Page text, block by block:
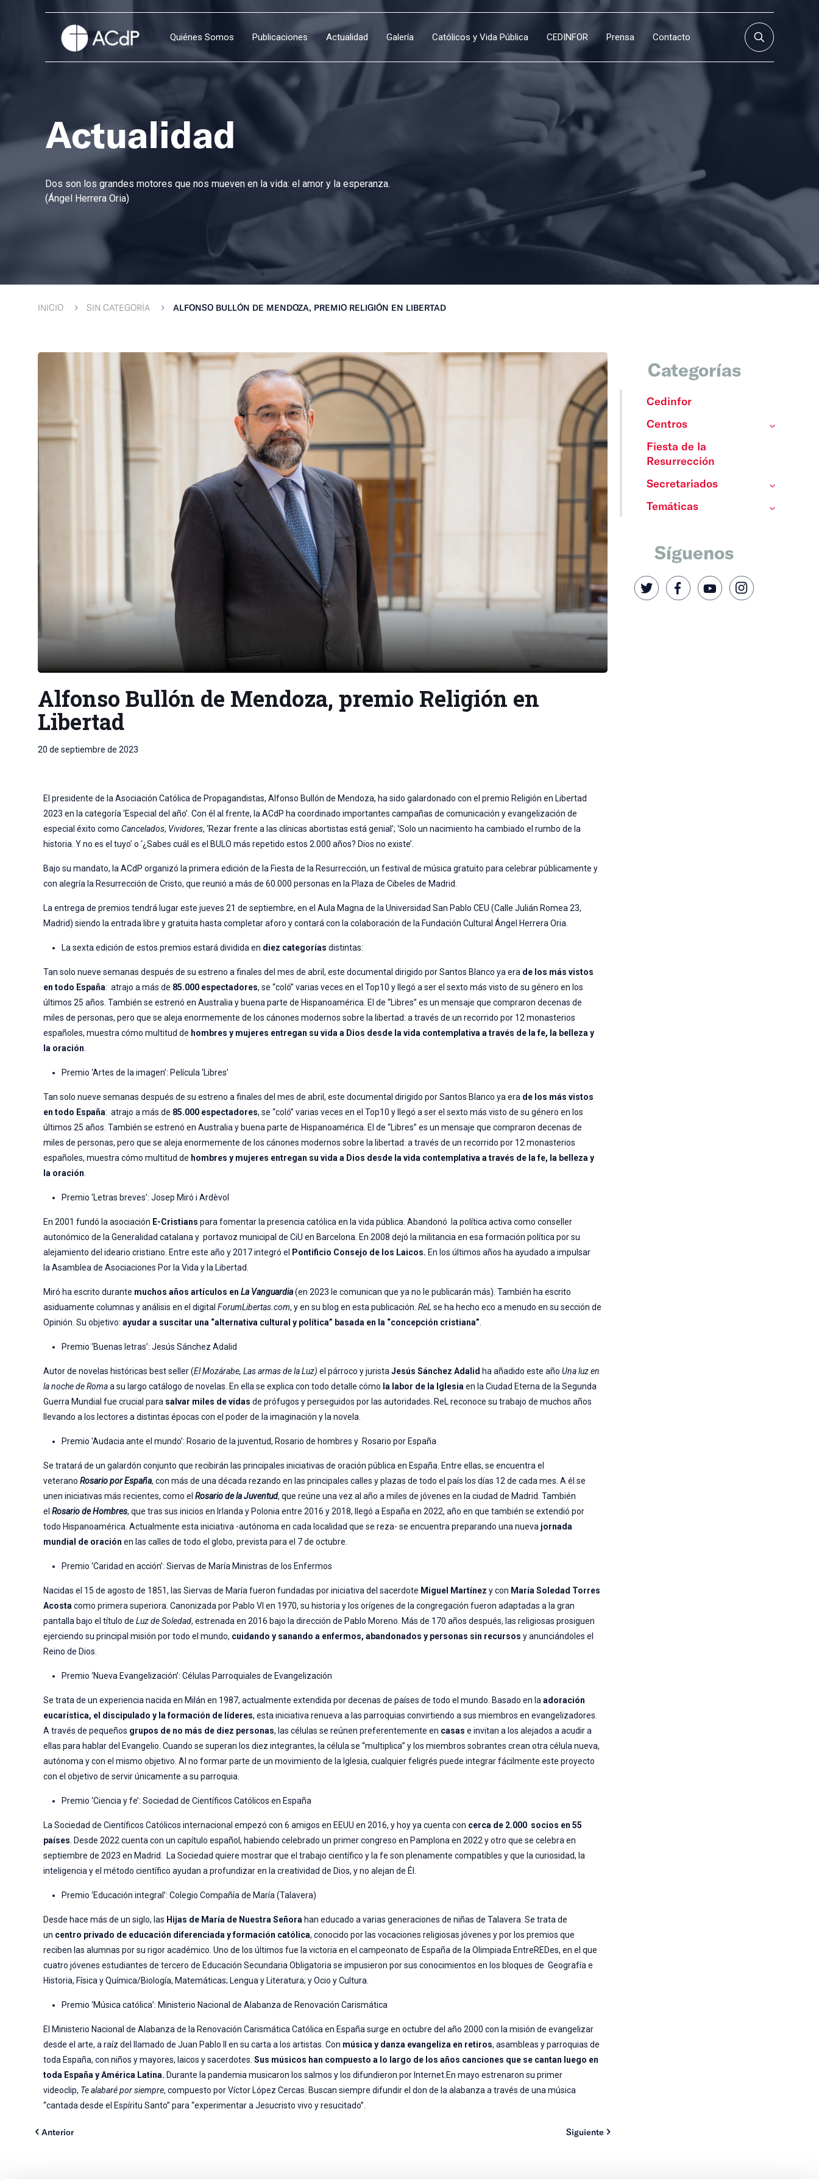
Quiénes Somos Publicaciones Actualidad Galería Católicos y Vida Pública CEDINFOR Prensa Contacto
Actualidad
Dos son los grandes motores que nos mueven en la vida: el amor y la esperanza.
(Ángel Herrera Oria)
INICIO SIN CATEGORÍA ALFONSO BULLÓN DE MENDOZA, PREMIO RELIGIÓN EN LIBERTAD
Alfonso Bullón de Mendoza, premio Religión en
Libertad
20 de septiembre de 2023
El presidente de la Asociación Católica de Propagandistas, Alfonso Bullón de Mendoza, ha sido galardonado con el premio Religión en Libertad
2023 en la categoría ‘Especial del año’. Con él al frente, la ACdP ha coordinado importantes campañas de comunicación y evangelización de
especial éxito comoCancelados, Vividores, ‘Rezar frente a las clínicas abortistas está genial’; ‘Solo un nacimiento ha cambiado el rumbo de la
historia. Y no es el tuyo’ o ‘¿Sabes cuál es el BULO más repetido estos 2.000 años? Dios no existe’.
Bajo su mandato, la ACdP organizó la primera edición de la Fiesta de la Resurrección, un festival de música gratuito para celebrar públicamente y
con alegría la Resurrección de Cristo, que reunió a más de 60.000 personas en la Plaza de Cibeles de Madrid.
La entrega de premios tendrá lugar este jueves 21 de septiembre, en el Aula Magna de la Universidad San Pablo CEU (Calle Julián Romea 23,
Madrid) siendo la entrada libre y gratuita hasta completar aforo y contará con la colaboración de la Fundación Cultural Ángel Herrera Oria.
La sexta edición de estos premios estará dividida en diez categorías distintas:
Tan solo nueve semanas después de su estreno a finales del mes de abril, este documental dirigido por Santos Blanco ya era de los más vistos
en todo España: atrajo a más de 85.000 espectadores, se “coló” varias veces en el Top10 y llegó a ser el sexto más visto de su género en los
últimos 25 años. También se estrenó en Australia y buena parte de Hispanoamérica. El de “Libres” es un mensaje que compraron decenas de
miles de personas, pero que se aleja enormemente de los cánones modernos sobre la libertad: a través de un recorrido por 12 monasterios
españoles, muestra cómo multitud de hombres y mujeres entregan su vida a Dios desde la vida contemplativa a través de la fe, la belleza y
la oración
Premio ‘Artes de la imagen’: Película ‘Libres’
Tan solo nueve semanas después de su estreno a finales del mes de abril, este documental dirigido por Santos Blanco ya era de los más vistos
en todo España: atrajo a más de 85.000 espectadores, se “coló” varias veces en el Top10 y llegó a ser el sexto más visto de su género en los
últimos 25 años. También se estrenó en Australia y buena parte de Hispanoamérica. El de “Libres” es un mensaje que compraron decenas de
miles de personas, pero que se aleja enormemente de los cánones modernos sobre la libertad: a través de un recorrido por 12 monasterios
españoles, muestra cómo multitud de hombres y mujeres entregan su vida a Dios desde la vida contemplativa a través de la fe, la belleza y
la oración
Premio ‘Letras breves’: Josep Miró i Ardèvol
En 2001 fundó la asociación E-Cristians para fomentar la presencia católica en la vida pública. Abandonó la política activa como conseller
autonómico de la Generalidad catalana y portavoz municipal de CiU en Barcelona. En 2008 dejó la militancia en esa formación política por su
alejamiento del ideario cristiano. Entre este año y 2017 integró el
Pontificio Consejo de los Laicos. En los últimos años ha ayudado a impulsar
la Asamblea de Asociaciones Por la Vida y la Libertad.
Miró ha escrito durante muchos años artículos enLa Vanguardia(en 2023 le comunican que ya no le publicarán más). También ha escrito
asiduamente columnas y análisis en el digitalForumLibertas.com, y en su blog en esta publicación.ReL se ha hecho eco a menudo en su sección de
Opinión. Su objetivo:ayudar a suscitar una “alternativa cultural y política” basada en la “concepción cristiana”
Premio ‘Buenas letras’: Jesús Sánchez Adalid
Autor de novelas históricas best seller (El Mozárabe, Las armas de la Luz) el párroco y juristaJesús Sánchez Adalid ha añadido este añoUna luz en
la noche de Romaa su largo catálogo de novelas. En ella se explica con todo detalle cómo la labor de la Iglesia en la Ciudad Eterna de la Segunda
Guerra Mundial fue crucial para salvar miles de vidas de prófugos y perseguidos por las autoridades. ReL reconoce su trabajo de muchos años
llevando a los lectores a distintas épocas con el poder de la imaginación y la novela.
Premio ‘Audacia ante el mundo’: Rosario de la juventud, Rosario de hombres y Rosario por España
Se tratará de un galardón conjunto que recibirán las principales iniciativas de oración pública en España. Entre ellas, se encuentra el
veteranoRosario por España, con más de una década rezando en las principales calles y plazas de todo el país los días 12 de cada mes. A él se
unen iniciativas más recientes, como elRosario de la Juventud, que reúne una vez al año a miles de jóvenes en la ciudad de Madrid. También
elRosario de Hombres, que tras sus inicios en Irlanda y Polonia entre 2016 y 2018, llegó a España en 2022, año en que también se extendió por
todo Hispanoamérica. Actualmente esta iniciativa -autónoma en cada localidad que se reza- se encuentra preparando una nueva jornada
mundial de oración en las calles de todo el globo, prevista para el 7 de octubre.
Premio ‘Caridad en acción’: Siervas de María Ministras de los Enfermos
Nacidas el 15 de agosto de 1851, las Siervas de María fueron fundadas por iniciativa del sacerdote Miguel Martínez y con María Soledad Torres
Acosta como primera superiora. Canonizada por Pablo VI en 1970, su historia y los orígenes de la congregación fueron adaptadas a la gran
pantalla bajo el título deLuz de Soledad, estrenada en 2016 bajo la dirección de Pablo Moreno. Más de 170 años después, las religiosas prosiguen
ejerciendo su principal misión por todo el mundo, cuidando y sanando a enfermos, abandonados y personas sin recursos y anunciándoles el
Reino de Dios.
Premio ‘Nueva Evangelización’: Células Parroquiales de Evangelización
Se trata de un experiencia nacida en Milán en 1987, actualmente extendida por decenas de países de todo el mundo. Basado en laadoración
eucarística, el discipulado y la formación de líderes, esta iniciativa renueva a las parroquias convirtiendo a sus miembros en evangelizadores.
A través de pequeños grupos de no más de diez personas, las células se reúnen preferentemente en casas e invitan a los alejados a acudir a
ellas para hablar del Evangelio. Cuando se superan los diez integrantes, la célula se “multiplica” y los miembros sobrantes crean otra célula nueva,
autónoma y con el mismo objetivo. Al no formar parte de un movimiento de la Iglesia, cualquier feligrés puede integrar fácilmente este proyecto
con el objetivo de servir únicamente a su parroquia.
Premio ‘Ciencia y fe’: Sociedad de Científicos Católicos en España
La Sociedad de Científicos Católicos internacional empezó con 6 amigos en EEUU en 2016, y hoy ya cuenta con cerca de 2.000 socios en 55
países . Desde 2022 cuenta con un capítulo español, habiendo celebrado un primer congreso en Pamplona en 2022 y otro que se celebra en
septiembre de 2023 en Madrid. La Sociedad quiere mostrar que el trabajo científico y la fe son plenamente compatibles y que la curiosidad, la
inteligencia y el método científico ayudan a profundizar en la creatividad de Dios, y no alejan de Él.
Premio ‘Educación integral’: Colegio Compañía de María (Talavera)
Desde hace más de un siglo, las Hijas de María de Nuestra Señora han educado a varias generaciones de niñas de Talavera. Se trata de
un centro privado de educación diferenciada y formación católica, conocido por las vocaciones religiosas jóvenes y por los premios que
reciben las alumnas por su rigor académico. Uno de los últimos fue la victoria en el campeonato de España de la Olimpiada EntreREDes, en el que
cuatro jóvenes estudiantes de tercero de Educación Secundaria Obligatoria se impusieron por sus conocimientos en los bloques de Geografía e
Historia, Física y Química/Biología, Matemáticas; Lengua y Literatura; y Ocio y Cultura.
Premio ‘Música católica’: Ministerio Nacional de Alabanza de Renovación Carismática
El Ministerio Nacional de Alabanza de la Renovación Carismática Católica en España surge en octubre del año 2000 con la misión de evangelizar
desde el arte, a raíz del llamado de Juan Pablo II en su carta a los artistas. Con música y danza evangeliza en retiros, asambleas y parroquias de
toda España, con niños y mayores, laicos y sacerdotes.Sus músicos han compuesto a lo largo de los años canciones que se cantan luego en
toda España y América Latina. Durante la pandemia musicaron los salmos y los difundieron por Internet.En mayo estrenaron su primer
videoclip, Te alabaré por siempre, compuesto por Víctor López Cercas. Buscan siempre difundir el don de la alabanza a través de una música
“cantada desde el Espíritu Santo” para “experimentar a Jesucristo vivo y resucitado”.
Anterior Siguiente
Categorías
Cedinfor
Centros
Fiesta de la
Resurrección
Secretariados
Temáticas
Síguenos